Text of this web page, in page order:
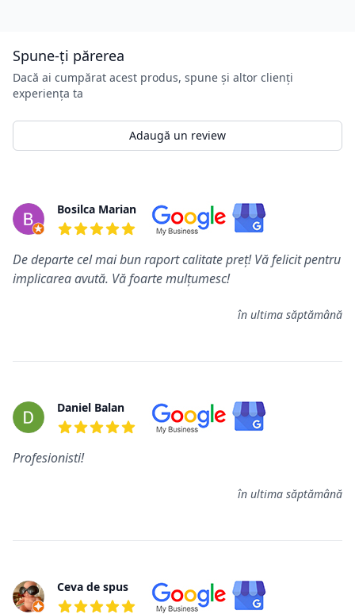
Spune-ți părerea
Dacă ai cumpărat acest produs, spune și altor clienți
experiența ta
Adaugă un review
Review-uriBosilca Marian
De departe cel mai bun raport calitate preț! Vă felicit pentru
implicarea avută. Vă foarte mulțumesc!
în ultima săptămână
Daniel Balan
Profesionisti!
în ultima săptămână
Ceva de spus